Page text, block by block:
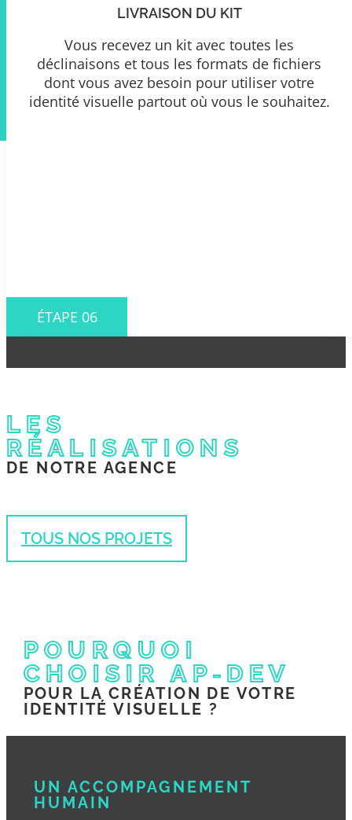
LIVRAISON DU KIT
Vous recevez un kit avec toutes les
déclinaisons et tous les formats de fichiers
dont vous avez besoin pour utiliser votre
identité visuelle partout où vous le souhaitez.
ÉTAPE 06
LES
RÉALISATIONS
DE NOTRE AGENCE
CRÉATION
D’IDENTITÉ
VISUELLE
TOUS NOS PROJETS
POURQUOI
CHOISIR AP‑DEV
POUR LA CRÉATION DE VOTRE
IDENTITÉ VISUELLE ?
UN ACCOMPAGNEMENT
HUMAIN